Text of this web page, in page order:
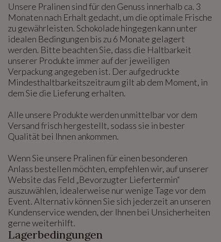
Unsere Pralinen sind für den Genuss innerhalb ca. 3
Monaten nach Erhalt gedacht, um die optimale Frische
zu gewährleisten. Schokolade hingegen kann unter
idealen Bedingungen bis zu 6 Monate gelagert
werden. Bitte beachten Sie, dass die Haltbarkeit
unserer Produkte immer auf der jeweiligen
Verpackung angegeben ist. Der aufgedruckte
Mindesthaltbarkeitszeitraum gilt ab dem Moment, in
dem Sie die Lieferung erhalten.
Alle unsere Produkte werden unmittelbar vor dem
Versand frisch hergestellt, sodass sie in bester
Qualität bei Ihnen ankommen.
Wenn Sie unsere Pralinen für einen besonderen
Anlass bestellen möchten, empfehlen wir, auf unserer
Website das Feld „Bevorzugter Liefertermin“
auszuwählen, idealerweise nur wenige Tage vor dem
Event. Alternativ können Sie sich jederzeit an unseren
Kundenservice wenden, der Ihnen bei Unsicherheiten
gerne weiterhilft.
Lagerbedingungen